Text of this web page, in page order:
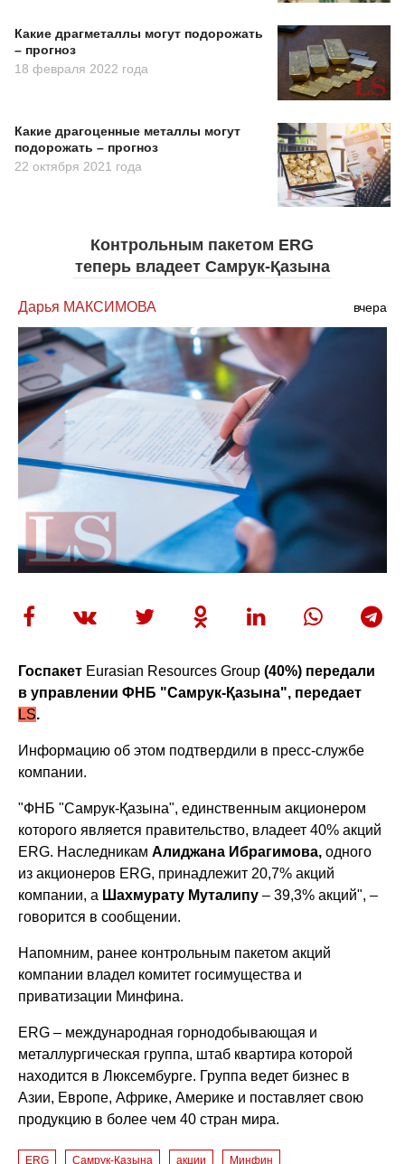
Какие драгметаллы могут подорожать
– прогноз
18 февраля 2022 года
Какие драгоценные металлы могут
подорожать – прогноз
22 октября 2021 года
Контрольным пакетом ERG
теперь владеет Самрук-Қазына
Дарья МАКСИМОВА вчера
Госпакет Eurasian Resources Group (40%) передали
в управлении ФНБ "Самрук-Қазына", передает
LS.
Информацию об этом подтвердили в пресс-службе
компании.
"ФНБ "Самрук-Қазына", единственным акционером
которого является правительство, владеет 40% акций
ERG. НаследникамАлиджана Ибрагимова, одного
из акционеров ERG, принадлежит 20,7% акций
компании, а Шахмурату Муталипу – 39,3% акций", –
говорится в сообщении.
Напомним, ранее контрольным пакетом акций
компании владел комитет госимущества и
приватизации Минфина.
ERG – международная горнодобывающая и
металлургическая группа, штаб квартира которой
находится в Люксембурге. Группа ведет бизнес в
Азии, Европе, Африке, Америке и поставляет свою
продукцию в более чем 40 стран мира.
ERG Самрук-Қазына акции Минфин